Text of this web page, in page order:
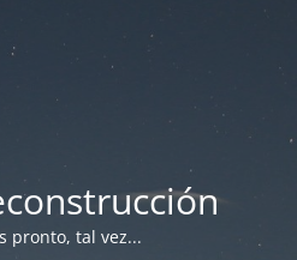
pronto, tal vez...